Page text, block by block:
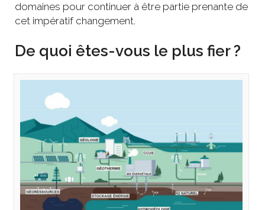
domaines pour continuer à être partie prenante de
cet impératif changement.
De quoi êtes-vous le plus fier ?